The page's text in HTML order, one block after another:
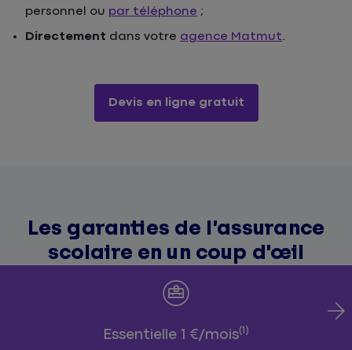
personnel ou par téléphone ;
Directement dans votre agence Matmut.
Devis en ligne gratuit
Les garanties de l’assurance
scolaire en un coup d’œil
Essentielle 1 €/mois(1)